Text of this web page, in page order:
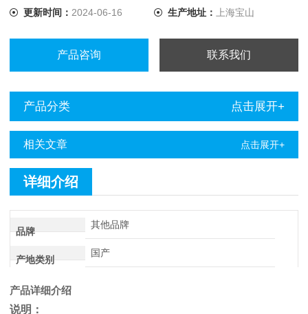
更新时间： 2024-06-16 生产地址： 上海宝山
产品咨询 联系我们
产品分类 点击展开+
相关文章 点击展开+
详细介绍
品牌
其他品牌
产地类别
国产
产品详细介绍
说明：